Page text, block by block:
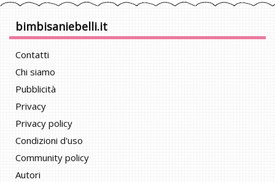
bimbisaniebelli.it
Contatti
Chi siamo
Pubblicità
Privacy
Privacy policy
Condizioni d'uso
Community policy
Autori